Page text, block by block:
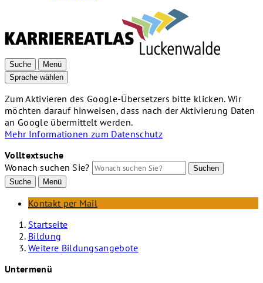
Suche
Menü
Sprache wählen
Zum Aktivieren des Google-Übersetzers bitte klicken. Wir
möchten darauf hinweisen, dass nach der Aktivierung Daten
an Google übermittelt werden.
Mehr Informationen zum Datenschutz
Volltextsuche
Wonach suchen Sie?
Suchen
Suche
Menü
Kontakt per Mail
Startseite
Bildung
Weitere Bildungsangebote
Untermenü